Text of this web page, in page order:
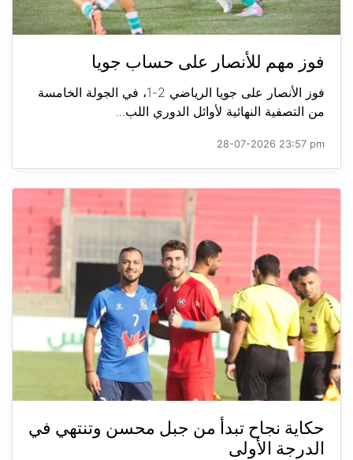
فوز مهم للأنصار على حساب جويا
فوز الأنصار على جويا الرياضي 2-1، في الجولة الخامسة
من التصفية النهائية لأوائل الدوري اللب...
28-07-2026 23:57 pm
حكاية نجاح تبدأ من جبل محسن وتنتهي في
الدرجة الأولى